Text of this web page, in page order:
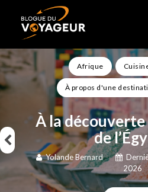
Afrique
À propos d'une
À la découverte
de
Yolande Bernard
2026